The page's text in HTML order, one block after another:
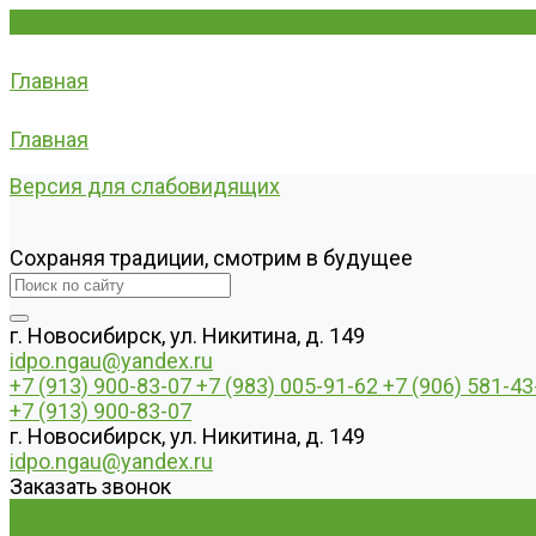
Главная
Главная
Версия для слабовидящих
Сохраняя традиции, смотрим в будущее
г. Новосибирск, ул. Никитина, д. 149
idpo.ngau@yandex.ru
+7 (913) 900-83-07+7 (983) 005-91-62 +7 (906) 581-
+7 (913) 900-83-07
г. Новосибирск, ул. Никитина, д. 149
idpo.ngau@yandex.ru
Заказать звонок